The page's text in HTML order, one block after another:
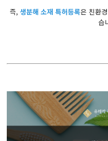
즉, 생분해 소재 특허등록은 친환
습